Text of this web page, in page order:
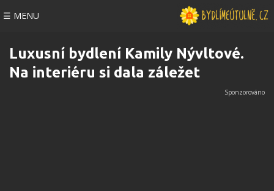
☰ MENU
Luxusní bydlení Kamily Nývltové.
Na interiéru si dala záležet